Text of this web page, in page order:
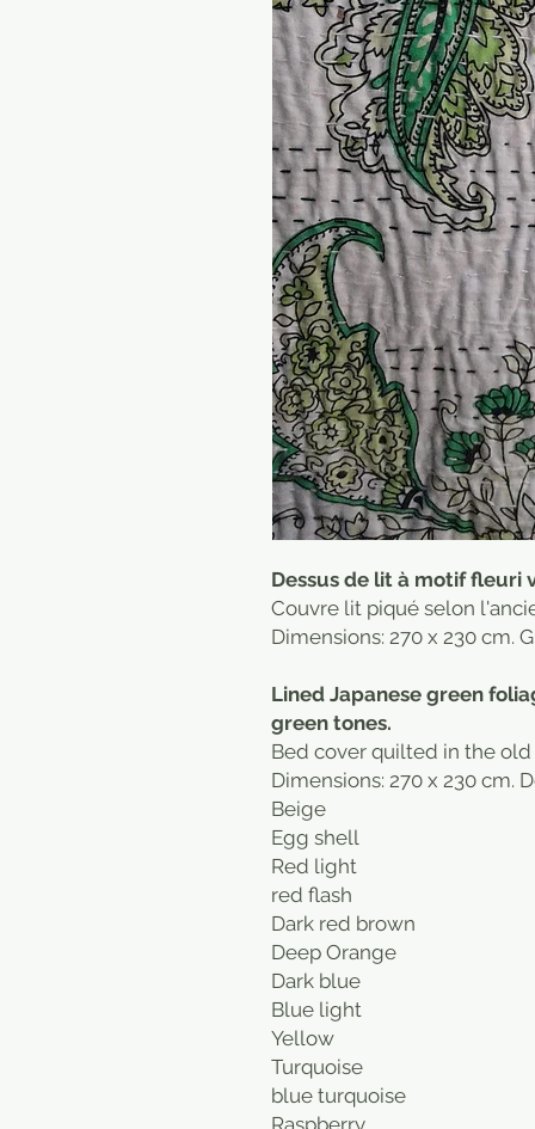
Dessus de lit à motif fleuri
Couvre lit piqué selon
Dimensions: 270 x 230 cm.
Lined Japanese green
green tones.
Bed cover quilted in the
Dimensions: 270 x 230 cm.
Beige
Egg shell
Red light
red flash
Dark red brown
Deep Orange
Dark blue
Blue light
Yellow
Turquoise
blue turquoise